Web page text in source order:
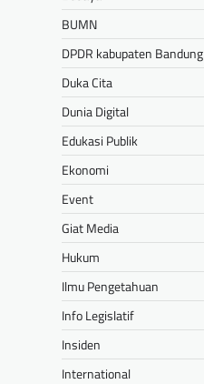
BUMN
DPDR kabupaten Bandung
Duka Cita
Dunia Digital
Edukasi Publik
Ekonomi
Event
Giat Media
Hukum
Ilmu Pengetahuan
Info Legislatif
Insiden
International